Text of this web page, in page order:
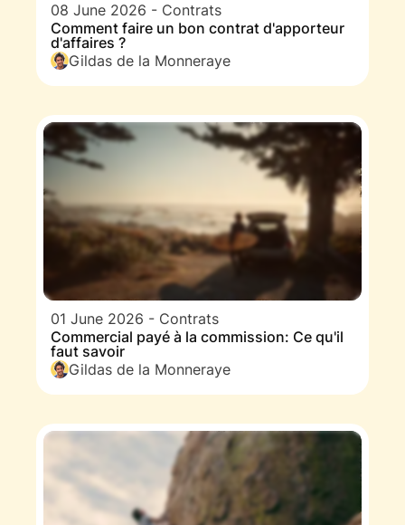
08 June 2026 - Contrats
Comment faire un bon contrat d'apporteur
d'affaires ?
Gildas de la Monneraye
01 June 2026 - Contrats
Commercial payé à la commission: Ce qu'il
faut savoir
Gildas de la Monneraye